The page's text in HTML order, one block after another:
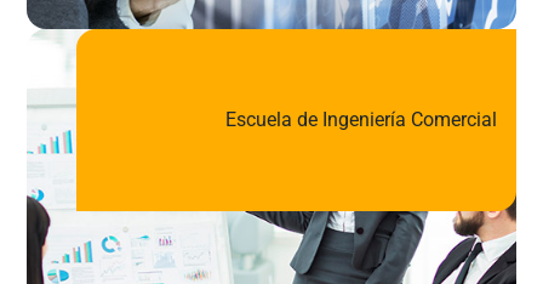
Escuela de Ingeniería Comercial